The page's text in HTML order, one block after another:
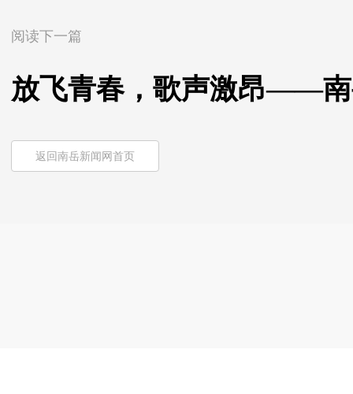
阅读下一篇
放飞青春，歌声激昂——南
返回南岳新闻网首页